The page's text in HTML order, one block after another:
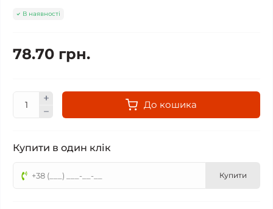
В наявності
78.70 грн.
До кошика
Купити в один клік
Купити